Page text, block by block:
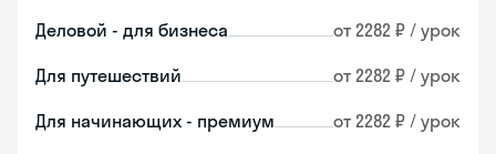
Деловой - для бизнеса от 2282 ₽ / урок
Для путешествий от 2282 ₽ / урок
Для начинающих - премиум от 2282 ₽ / урок